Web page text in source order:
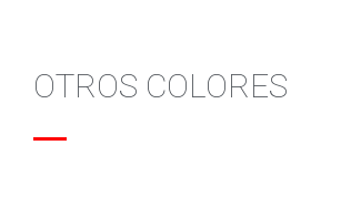
OTROS COLORES